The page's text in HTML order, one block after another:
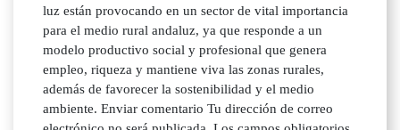
luz están provocando en un sector de vital importancia
para el medio rural andaluz, ya que responde a un
modelo productivo social y profesional que genera
empleo, riqueza y mantiene viva las zonas rurales,
además de favorecer la sostenibilidad y el medio
ambiente. Enviar comentario Tu dirección de correo